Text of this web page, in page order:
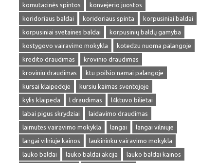
komutacinės spintos
konvejerio juostos
koridoriaus baldai
koridoriaus spinta
korpusiniai baldai
korpusiniai svetaines baldai
korpusinių baldų gamyba
kostygovo vairavimo mokykla
kotedzu nuoma palangoje
kredito draudimas
krovinio draudimas
kroviniu draudimas
ktu poilsio namai palangoje
kursai klaipedoje
kursiu kaimas sventojoje
kylis klaipeda
l draudimas
l4ktuvo bilietai
labai pigus skrydziai
laidavimo draudimas
laimutes vairavimo mokykla
langai
langai vilniuje
langai vilniuje kainos
laukininku vairavimo mokykla
lauko baldai
lauko baldai akcija
lauko baldai kainos